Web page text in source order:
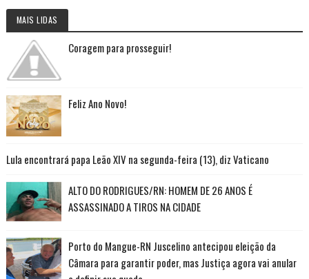
MAIS LIDAS
Coragem para prosseguir!
Feliz Ano Novo!
Lula encontrará papa Leão XIV na segunda-feira (13), diz Vaticano
ALTO DO RODRIGUES/RN: HOMEM DE 26 ANOS É
ASSASSINADO A TIROS NA CIDADE
Porto do Mangue-RN Juscelino antecipou eleição da
Câmara para garantir poder, mas Justiça agora vai anular